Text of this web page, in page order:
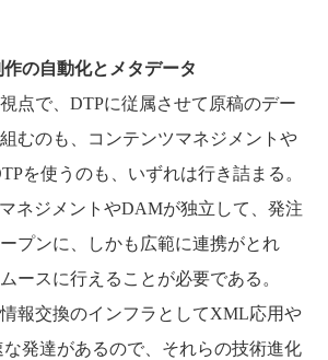
の自動化とメタデータ
点で、DTPに従属させて原稿のデー
むのも、コンテンツマネジメントや
を使うのも、いずれは行き詰まる。
ネジメントやDAMが独立して、発注
プンに、しかも広範に連携がとれ
ースに行えることが必要である。
報交換のインフラとしてXML応用や
発達があるので、それらの技術進化